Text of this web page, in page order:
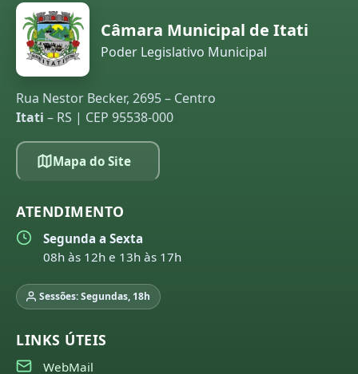
Câmara Municipal de Itati
Poder Legislativo Municipal
Rua Nestor Becker, 2695 – Centro
Itati – RS | CEP 95538-000
Mapa do Site
ATENDIMENTO
Segunda a Sexta
08h às 12h e 13h às 17h
Sessões: Segundas, 18h
LINKS ÚTEIS
WebMail